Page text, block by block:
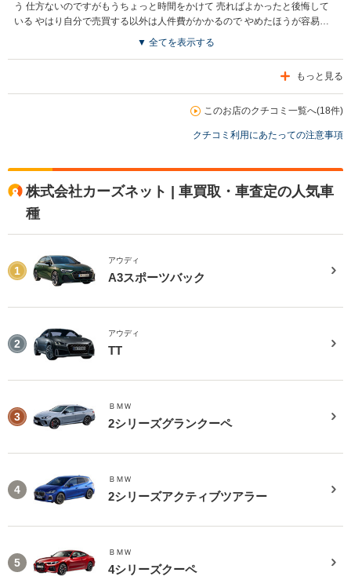
う 仕方ないのですがもうちょっと時間をかけて 売ればよかったと後悔して
いる やはり自分で売買する以外は人件費がかかるので やめたほうが容易と
▼ 全てを表示する
もっと見る
このお店のクチコミ一覧へ(18件)
クチコミ利用にあたっての注意事項
株式会社カーズネット | 車買取・車査定の人気車
種
1
アウディ
A3スポーツバック
2
アウディ
TT
3
ＢＭＷ
2シリーズグランクーペ
4
ＢＭＷ
2シリーズアクティブツアラー
5
ＢＭＷ
4シリーズクーペ